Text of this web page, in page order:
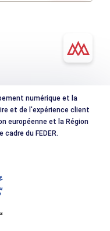
numérique et la
et de l'expérience client
européenne et la Région
du FEDER.